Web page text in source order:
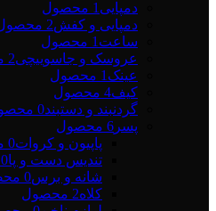
دمپایی 1 محصول
دمپایی و کفش2 محصول
ساعت 1 محصول
عروسک و جاسوییچی2 محصول
عینک 1 محصول
کیف4 محصول
گردنبند و دستبند0 محصول
پسر 6 محصول
پاپیون و کروات0 محصول
تندیس دست و پا0 محصول
شانه و برس0 محصول
کلاه2 محصول